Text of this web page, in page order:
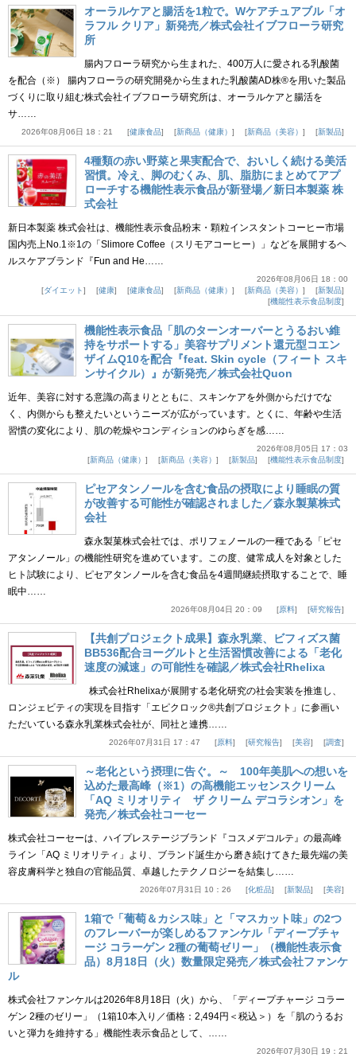
オーラルケアと腸活を1粒で。Wケアチュアブル「オ
ラフル クリア」新発売／株式会社イブフローラ研究
所
腸内フローラ研究から生まれた、400万人に愛される乳酸菌
を配合（※） 腸内フローラの研究開発から生まれた乳酸菌AD株®を用いた製品
づくりに取り組む株式会社イブフローラ研究所は、オーラルケアと腸活を
サ……
2026年08月06日 18：21 健康食品 新商品（健康） 新商品（美容） 新製品
4種類の赤い野菜と果実配合で、おいしく続ける美活
習慣。冷え、脚のむくみ、肌、脂肪にまとめてアプ
ローチする機能性表示食品が新登場／新日本製薬 株
式会社
新日本製薬 株式会社は、機能性表示食品粉末・顆粒インスタントコーヒー市場
国内売上No.1※1の「Slimore Coffee（スリモアコーヒー）」などを展開するヘ
ルスケアブランド『Fun and He……
2026年08月06日 18：00
ダイエット
健康 健康食品 新商品（健康） 新商品（美容）
新製品
機能性表示食品制度
機能性表示食品「肌のターンオーバーとうるおい維
持をサポートする」美容サプリメント還元型コエン
ザイムQ10を配合『feat. Skin cycle（フィート スキ
ンサイクル）』が新発売／株式会社Quon
近年、美容に対する意識の高まりとともに、スキンケアを外側からだけでな
く、内側からも整えたいというニーズが広がっています。とくに、年齢や生活
習慣の変化により、肌の乾燥やコンディションのゆらぎを感……
2026年08月05日 17：03
新商品（健康）
新商品（美容） 新製品 機能性表示食品制度
ピセアタンノールを含む食品の摂取により睡眠の質
が改善する可能性が確認されました／森永製菓株式
会社
森永製菓株式会社では、ポリフェノールの一種である「ピセ
アタンノール」の機能性研究を進めています。この度、健常成人を対象とした
ヒト試験により、ピセアタンノールを含む食品を4週間継続摂取することで、睡
眠中……
2026年08月04日 20：09 原料 研究報告
【共創プロジェクト成果】森永乳業、ビフィズス菌
BB536配合ヨーグルトと生活習慣改善による「老化
速度の減速」の可能性を確認／株式会社Rhelixa
株式会社Rhelixaが展開する老化研究の社会実装を推進し、
ロンジェビティの実現を目指す「エピクロック®共創プロジェクト」に参画い
ただいている森永乳業株式会社が、同社と連携……
2026年07月31日 17：47 原料 研究報告 美容 調査
～老化という摂理に告ぐ。～ 100年美肌への想いを
込めた最高峰（※1）の高機能エッセンスクリーム
「AQ ミリオリティ ザ クリーム デコラシオン」を
発売／株式会社コーセー
株式会社コーセーは、ハイプレステージブランド『コスメデコルテ』の最高峰
ライン「AQ ミリオリティ」より、ブランド誕生から磨き続けてきた最先端の美
容皮膚科学と独自の官能品質、卓越したテクノロジーを結集し……
2026年07月31日 10：26 化粧品 新製品 美容
1箱で「葡萄＆カシス味」と「マスカット味」の2つ
のフレーバーが楽しめるファンケル「ディープチャ
ージ コラーゲン 2種の葡萄ゼリー」（機能性表示食
品）8月18日（火）数量限定発売／株式会社ファンケ
ル
株式会社ファンケルは2026年8月18日（火）から、「ディープチャージ コラー
ゲン 2種のゼリー」（1箱10本入り／価格：2,494円＜税込＞）を「肌のうるお
いと弾力を維持する」機能性表示食品として、……
2026年07月30日 19：21